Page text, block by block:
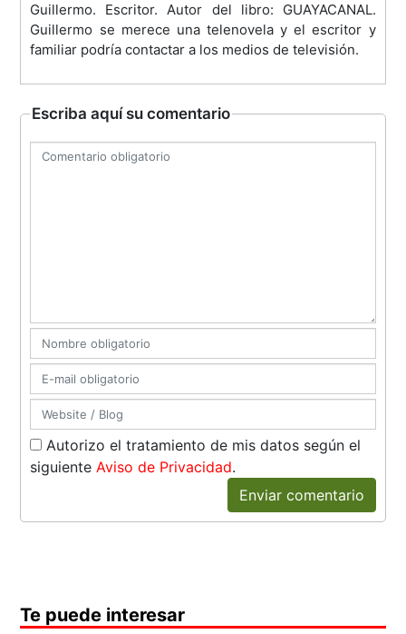
Guillermo. Escritor. Autor del libro: GUAYACANAL.
Guillermo se merece una telenovela y el escritor y
familiar podría contactar a los medios de televisión.
Escriba aquí su comentario
Autorizo el tratamiento de mis datos según el
siguienteAviso de Privacidad.
Enviar comentario
Te puede interesar